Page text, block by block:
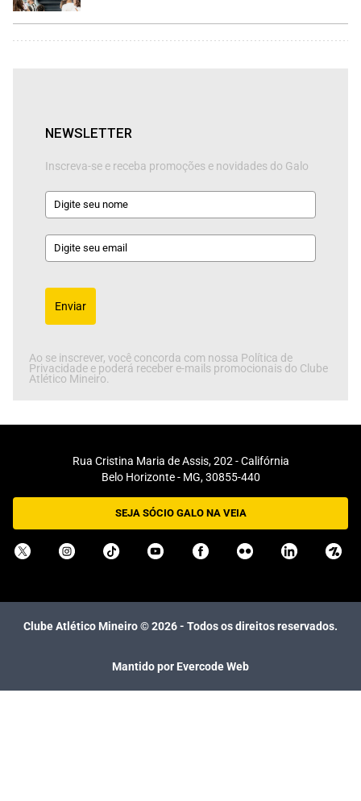
NEWSLETTER
Inscreva-se e receba promoções e novidades do Galo
Enviar
Ao se inscrever, você concorda com nossa Política de
Privacidade e poderá receber e-mails promocionais do Clube
Atlético Mineiro.
Rua Cristina Maria de Assis, 202 - Califórnia
Belo Horizonte - MG, 30855-440
SEJA SÓCIO GALO NA VEIA
Clube Atlético Mineiro ©2026- Todos os direitos reservados.
Mantido por Evercode Web